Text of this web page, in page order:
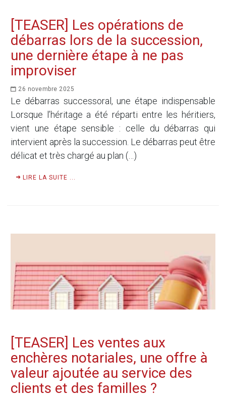
[TEASER] Les opérations de
débarras lors de la succession,
une dernière étape à ne pas
improviser
26 novembre 2025
Le débarras successoral, une étape indispensable
Lorsque l’héritage a été réparti entre les héritiers,
vient une étape sensible : celle du débarras qui
intervient après la succession. Le débarras peut être
délicat et très chargé au plan (…)
LIRE LA SUITE ...
[TEASER] Les ventes aux
enchères notariales, une offre à
valeur ajoutée au service des
clients et des familles ?